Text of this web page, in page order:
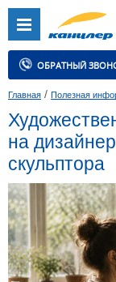
ОБРАТНЫЙ
Главная / Полезная
на
скульптора